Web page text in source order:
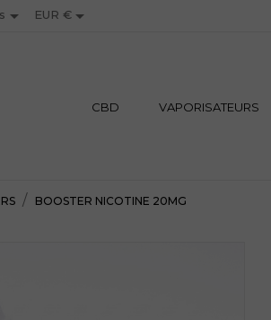
 EUR €
CBD VAPORISATEURS
BOOSTER NICOTINE 20MG